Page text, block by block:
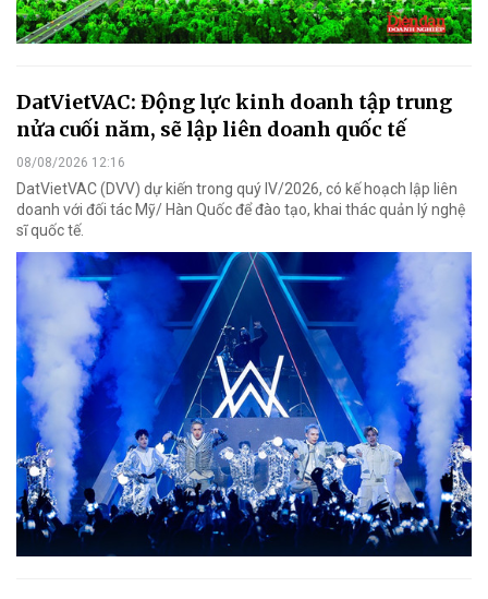
DatVietVAC: Động lực kinh doanh tập trung
nửa cuối năm, sẽ lập liên doanh quốc tế
08/08/2026 12:16
DatVietVAC (DVV) dự kiến trong quý IV/2026, có kế hoạch lập liên
doanh với đối tác Mỹ/ Hàn Quốc để đào tạo, khai thác quản lý nghệ
sĩ quốc tế.